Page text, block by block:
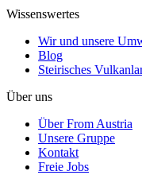
Wissenswertes
Wir und unsere
Blog
Steirisches
Über uns
Über From Austria
Unsere Gruppe
Kontakt
Freie Jobs